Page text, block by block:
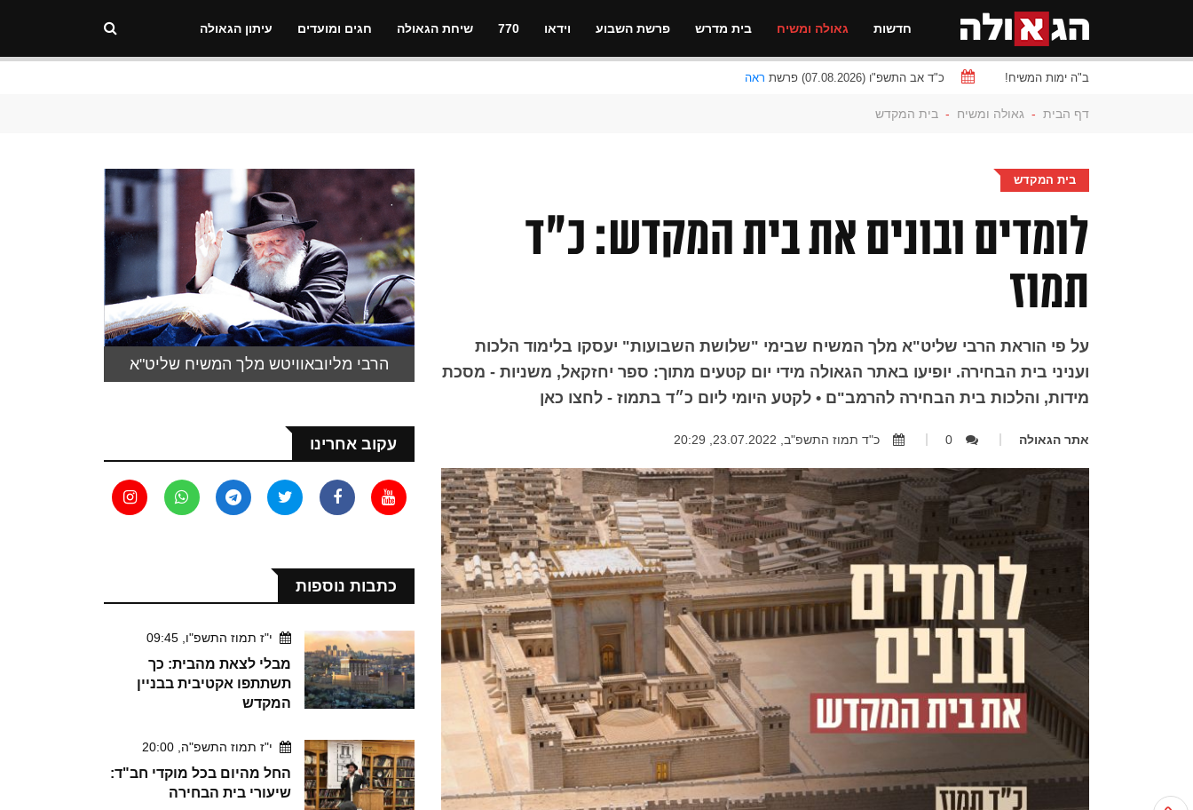
חדשות גאולה ומשיח בית מדרש פרשת השבוע וידאו 770 שיחת הגאולה חגים ומועדים עיתון הגאולה
ב"ה ימות המשיח! כ"ד אב התשפ"ו (07.08.2026) פרשת ראה
דף הבית - גאולה ומשיח - בית המקדש
בית המקדש
לומדים ובונים את בית המקדש: כ״ד
תמוז
על פי הוראת הרבי שליט"א מלך המשיח שבימי "שלושת השבועות" יעסקו בלימוד הלכות
ועניני בית הבחירה. יופיעו באתר הגאולה מידי יום קטעים מתוך: ספר יחזקאל, משניות - מסכת
מידות, והלכות בית הבחירה להרמב"ם • לקטע היומי ליום כ״ד בתמוז - לחצו כאן
אתר הגאולה 0 כ"ד תמוז התשפ"ב, 23.07.2022, 20:29
הרבי מליובאוויטש מלך המשיח שליט"א
עקוב אחרינו
כתבות נוספות
י"ז תמוז התשפ"ו, 09:45
מבלי לצאת מהבית: כך
תשתתפו אקטיבית בבניין
המקדש
י"ז תמוז התשפ"ה, 20:00
החל מהיום בכל מוקדי חב"ד:
שיעורי בית הבחירה